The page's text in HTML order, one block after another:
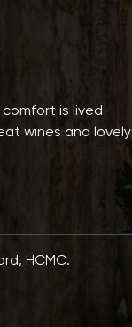
is lived
wines and lovely
HCMC.